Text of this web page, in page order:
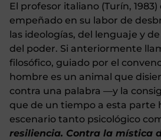
El profesor italiano (Turín,
empeñado en su labor de
las ideologías, del lenguaje y
del poder. Si anteriormente
filosófico, guiado por el
hombre es un animal que
contra una palabra —y la
que de un tiempo a esta parte
escenario tanto psicológico
resiliencia. Contra la mística